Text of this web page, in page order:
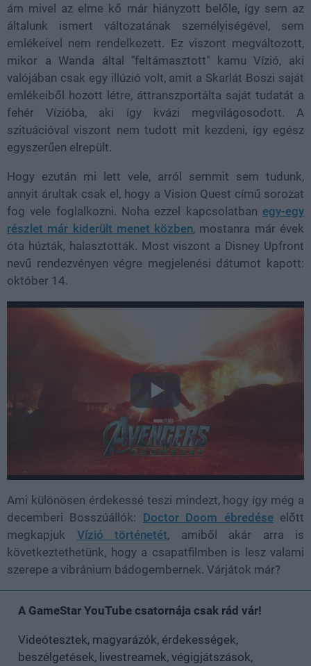
ám mivel az elme kő már hiányzott belőle, így sem az
általunk ismert változatának személyiségével, sem
emlékeivel nem rendelkezett. Ez viszont megváltozott,
mikor a Wanda által "feltámasztott" kamu Vízió, aki
valójában csak egy illúzió volt, amit a Skarlát Boszi saját
emlékeiből hozott létre, áttranszportálta saját tudatát a
fehér Vízióba, aki így kvázi megvilágosodott. A
szituációval viszont nem tudott mit kezdeni, így egész
egyszerűen elrepült.
Hogy ezután mi lett vele, arról semmit sem tudunk,
annyit árultak csak el, hogy a Vision Quest című sorozat
fog vele foglalkozni. Noha ezzel kapcsolatban egy-egy
részlet már kiderült menet közben, mostanra már évek
óta húzták, halasztották. Most viszont a Disney Upfront
nevű rendezvényen végre megjelenési dátumot kapott:
október 14.
Ami különösen érdekessé teszi mindezt, hogy így még a
decemberi Bosszúállók: Doctor Doom ébredéseelőtt
megkapjuk Vízió történetét, amiből akár arra is
következtethetünk, hogy a csapatfilmben is lesz valami
szerepe a vibránium bádogembernek. Várjátok már?
A GameStar YouTube csatornája csak rád vár!
Videótesztek, magyarázók, érdekességek,
beszélgetések, livestreamek, végigjátszások,